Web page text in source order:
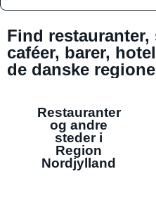
Find restauranter,
caféer, barer,
de danske
Restauranter
og andre
steder i
Region
Nordjylland